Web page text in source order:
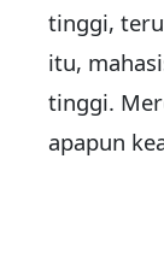
tinggi,
itu,
tinggi.
apapun